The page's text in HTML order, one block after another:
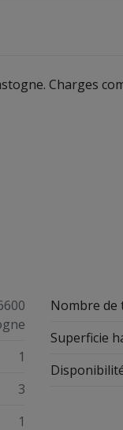
Charges
1
3
1
Nombre de
Superficie